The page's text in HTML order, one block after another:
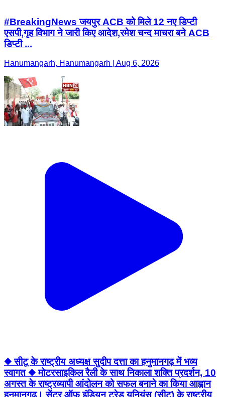
#BreakingNews जयपुर ACB को मिले 12 नए डिप्टी
एसपी,गृह विभाग ने जारी किए आदेश,रमेश चन्द माचरा बने ACB
डिप्टी ...
Hanumangarh, Hanumangarh | Aug 6, 2026
◆ सीटू के राष्ट्रीय अध्यक्ष सुदीप दत्ता का हनुमानगढ़ में भव्य
स्वागत ◆ मोटरसाइकिल रैली के साथ निकाला शक्ति प्रदर्शन, 10
अगस्त के राष्ट्रव्यापी आंदोलन को सफल बनाने का किया आह्वान
हनुमानगढ़। सेंटर ऑफ इंडियन ट्रेड यूनियंस (सीटू) के राष्ट्रीय